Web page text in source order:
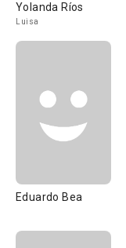
Yolanda Ríos
Luisa
Eduardo Bea